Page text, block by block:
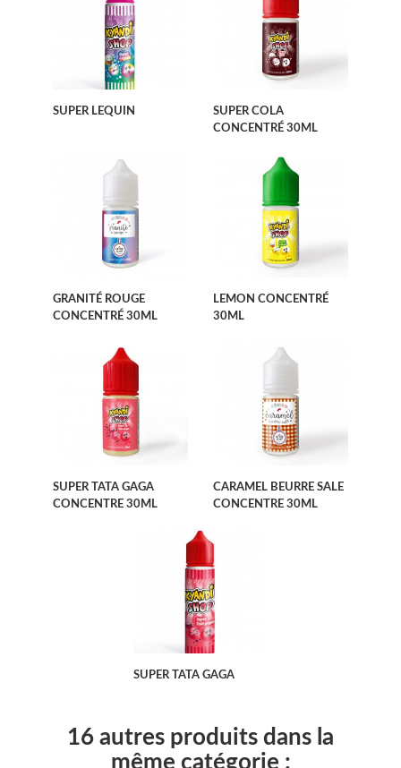
SUPER LEQUIN
SUPER COLA
CONCENTRÉ 30ML
GRANITÉ ROUGE
CONCENTRÉ 30ML
LEMON CONCENTRÉ
30ML
SUPER TATA GAGA
CONCENTRE 30ML
CARAMEL BEURRE SALE
CONCENTRE 30ML
SUPER TATA GAGA
16 autres produits dans la
même catégorie :